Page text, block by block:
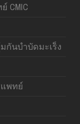
CMIC
กันบำบัดมะเร็ง
พทย์